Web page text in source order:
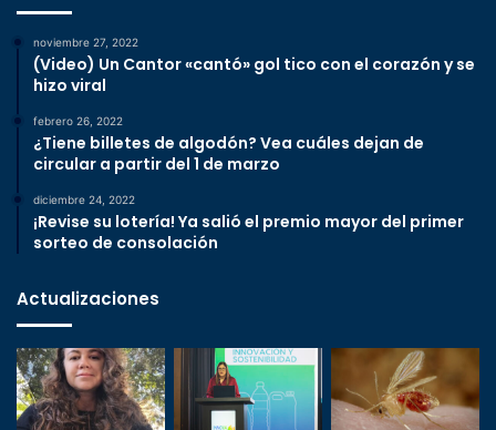
noviembre 27, 2022
(Video) Un Cantor «cantó» gol tico con el corazón y se
hizo viral
febrero 26, 2022
¿Tiene billetes de algodón? Vea cuáles dejan de
circular a partir del 1 de marzo
diciembre 24, 2022
¡Revise su lotería! Ya salió el premio mayor del primer
sorteo de consolación
Actualizaciones